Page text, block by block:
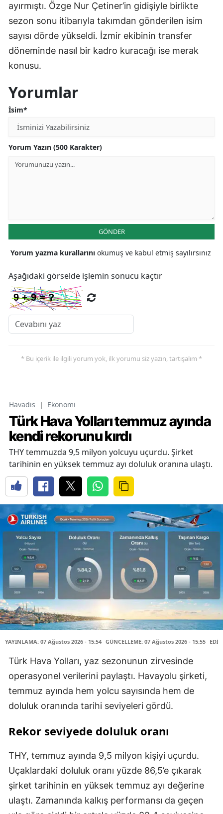
ayırmıştı. Özge Nur Çetiner’in gidişiyle birlikte
sezon sonu itibarıyla takımdan gönderilen isim
sayısı dörde yükseldi. İzmir ekibinin transfer
döneminde nasıl bir kadro kuracağı ise merak
konusu.
Yorumlar
İsim*
Yorum Yazın (500 Karakter)
GÖNDER
Yorum yazma kurallarını okumuş ve kabul etmiş sayılırsınız
Aşağıdaki görselde işlemin sonucu kaçtır
* Bu içerik ile ilgili yorum yok, ilk yorumu siz yazın, tartışalım *
Havadis | Ekonomi
Türk Hava Yolları temmuz ayında
kendi rekorunu kırdı
THY temmuzda 9,5 milyon yolcuyu uçurdu. Şirket
tarihinin en yüksek temmuz ayı doluluk oranına ulaştı.
YAYINLAMA: 07 Ağustos 2026 - 15:54 GÜNCELLEME: 07 Ağustos 2026 - 15:55
Türk Hava Yolları, yaz sezonunun zirvesinde
operasyonel verilerini paylaştı. Havayolu şirketi,
temmuz ayında hem yolcu sayısında hem de
doluluk oranında tarihi seviyeleri gördü.
Rekor seviyede doluluk oranı
THY, temmuz ayında 9,5 milyon kişiyi uçurdu.
Uçaklardaki doluluk oranı yüzde 86,5’e çıkarak
şirket tarihinin en yüksek temmuz ayı değerine
ulaştı. Zamanında kalkış performansı da geçen